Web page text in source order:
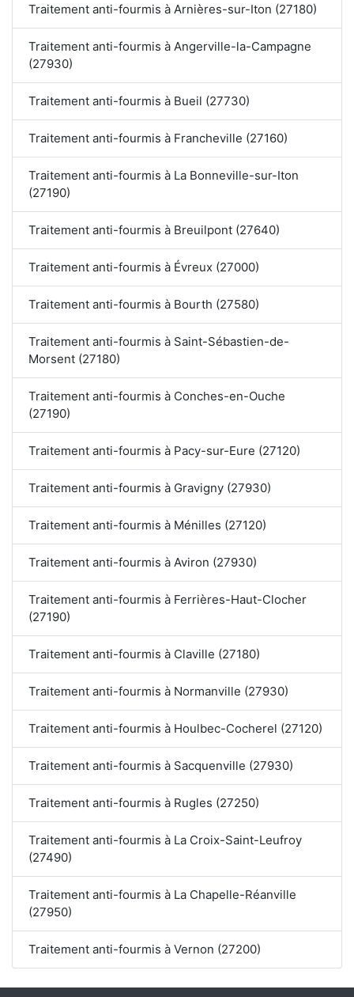
Traitement anti-fourmis à Arnières-sur-Iton (27180)
Traitement anti-fourmis à Angerville-la-Campagne
(27930)
Traitement anti-fourmis à Bueil (27730)
Traitement anti-fourmis à Francheville (27160)
Traitement anti-fourmis à La Bonneville-sur-Iton
(27190)
Traitement anti-fourmis à Breuilpont (27640)
Traitement anti-fourmis à Évreux (27000)
Traitement anti-fourmis à Bourth (27580)
Traitement anti-fourmis à Saint-Sébastien-de-
Morsent (27180)
Traitement anti-fourmis à Conches-en-Ouche
(27190)
Traitement anti-fourmis à Pacy-sur-Eure (27120)
Traitement anti-fourmis à Gravigny (27930)
Traitement anti-fourmis à Ménilles (27120)
Traitement anti-fourmis à Aviron (27930)
Traitement anti-fourmis à Ferrières-Haut-Clocher
(27190)
Traitement anti-fourmis à Claville (27180)
Traitement anti-fourmis à Normanville (27930)
Traitement anti-fourmis à Houlbec-Cocherel (27120)
Traitement anti-fourmis à Sacquenville (27930)
Traitement anti-fourmis à Rugles (27250)
Traitement anti-fourmis à La Croix-Saint-Leufroy
(27490)
Traitement anti-fourmis à La Chapelle-Réanville
(27950)
Traitement anti-fourmis à Vernon (27200)